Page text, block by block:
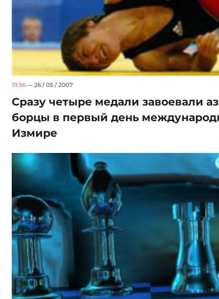
19:36 — 26 / 05 / 2007
Сразу четыре медали завоевали
борцы в первый день
Измире